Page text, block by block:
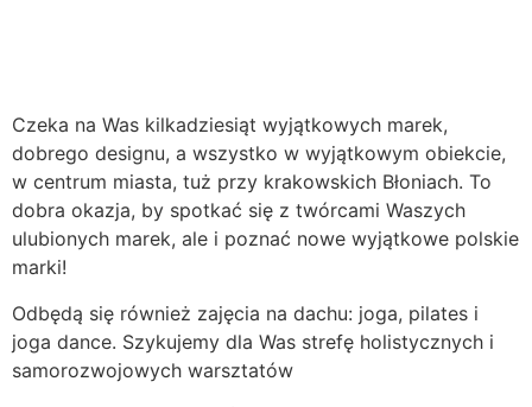
Czeka na Was kilkadziesiąt wyjątkowych marek,
dobrego designu, a wszystko w wyjątkowym obiekcie,
w centrum miasta, tuż przy krakowskich Błoniach. To
dobra okazja, by spotkać się z twórcami Waszych
ulubionych marek, ale i poznać nowe wyjątkowe polskie
marki!
Odbędą się również zajęcia na dachu: joga, pilates i
joga dance. Szykujemy dla Was strefę holistycznych i
samorozwojowych warsztatów